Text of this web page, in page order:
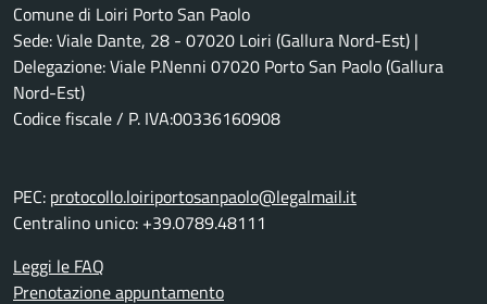
Comune di Loiri Porto San Paolo
Sede: Viale Dante, 28 - 07020 Loiri (Gallura Nord-Est) |
Delegazione: Viale P.Nenni 07020 Porto San Paolo (Gallura
Nord-Est)
Codice fiscale / P. IVA:00336160908
PEC: protocollo.loiriportosanpaolo@legalmail.it
Centralino unico: +39.0789.48111
Leggi le FAQ
Prenotazione appuntamento